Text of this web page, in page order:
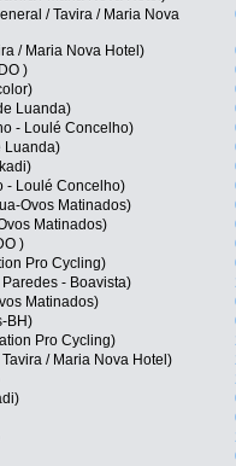
/ Tavira / Maria Nova
/ Maria Nova Hotel)
)
Luanda)
- Loulé Concelho)
Luanda)
- Loulé Concelho)
Ovos Matinados)
Matinados)
)
Pro Cycling)
- Boavista)
Matinados)
BH)
Pro Cycling)
/ Maria Nova Hotel)